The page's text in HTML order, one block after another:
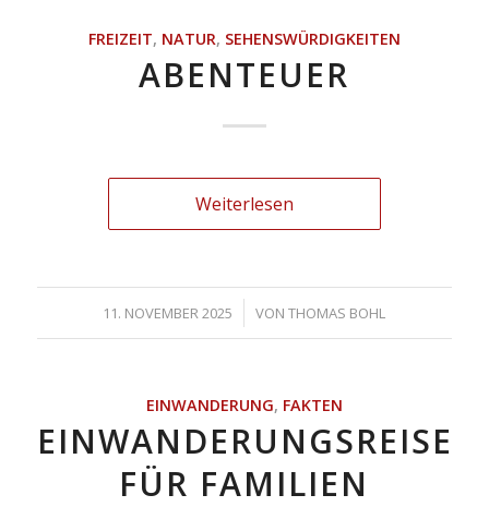
FREIZEIT, NATUR, SEHENSWÜRDIGKEITEN
ABENTEUER
Weiterlesen
11. NOVEMBER 2025
/ VONTHOMAS BOHL
EINWANDERUNG, FAKTEN
FÜR FAMILIEN